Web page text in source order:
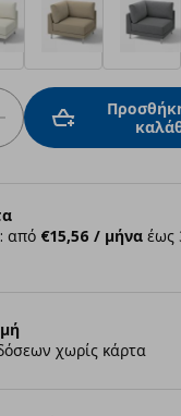
από €15,56 / μήναέως
χωρίς κάρτα